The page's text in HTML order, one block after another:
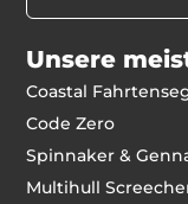
Unsere
Coastal
Code Zero
Spinnaker &
Multihull